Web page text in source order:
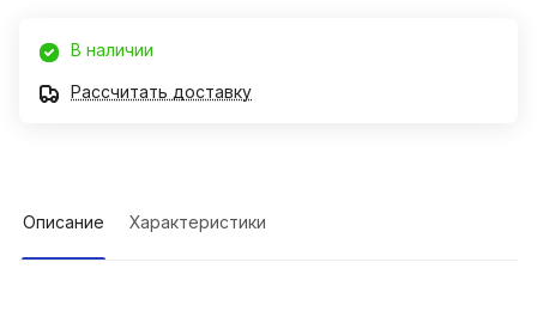
В наличии
Рассчитать доставку
Описание Характеристики